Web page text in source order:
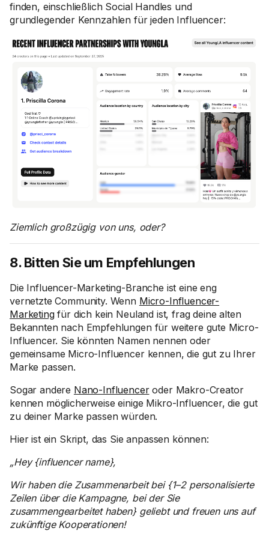
finden, einschließlich Social Handles und
grundlegender Kennzahlen für jeden Influencer:
Ziemlich großzügig von uns, oder?
8. Bitten Sie um Empfehlungen
Die Influencer-Marketing-Branche ist eine eng
vernetzte Community. Wenn Micro-Influencer-
Marketingfür dich kein Neuland ist, frag deine alten
Bekannten nach Empfehlungen für weitere gute Micro-
Influencer. Sie könnten Namen nennen oder
gemeinsame Micro-Influencer kennen, die gut zu Ihrer
Marke passen.
Sogar andere Nano-Influenceroder Makro-Creator
kennen möglicherweise einige Mikro-Influencer, die gut
zu deiner Marke passen würden.
Hier ist ein Skript, das Sie anpassen können:
„Hey {influencer name},
Wir haben die Zusammenarbeit bei {1–2 personalisierte
Zeilen über die Kampagne, bei der Sie
zusammengearbeitet haben} geliebt und freuen uns auf
zukünftige Kooperationen!